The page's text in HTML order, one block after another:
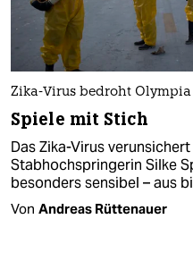
Zika-Virus bedroht Olympia
Spiele mit Stich
Das Zika-Virus
Stabhochspringerin Silke
besonders sensibel – aus
Von Andreas Rüttenauer